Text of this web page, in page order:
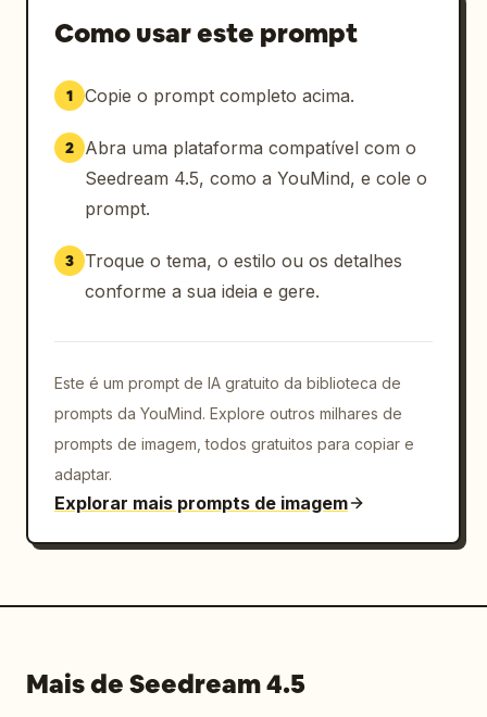
Como usar este prompt
1 Copie o prompt completo acima.
2
Abra uma plataforma compatível com o
Seedream 4.5, como a YouMind, e cole o
prompt.
3
Troque o tema, o estilo ou os detalhes
conforme a sua ideia e gere.
Este é um prompt de IA gratuito da biblioteca de
prompts da YouMind. Explore outros milhares de
prompts de imagem, todos gratuitos para copiar e
adaptar.
Explorar mais prompts de imagem
Mais de Seedream 4.5